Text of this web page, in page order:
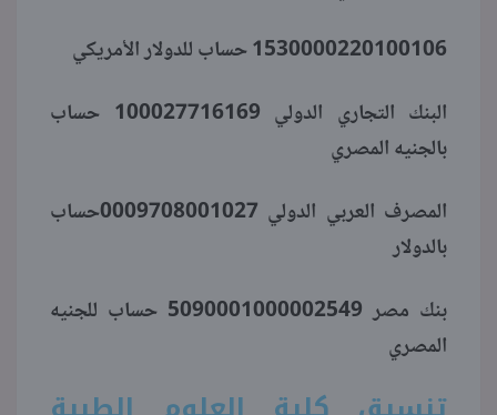
1530000220100106 حساب للدولار الأمريكي
البنك التجاري الدولي 100027716169 حساب
بالجنيه المصري
المصرف العربي الدولي 0009708001027حساب
بالدولار
بنك مصر 5090001000002549 حساب للجنيه
المصري